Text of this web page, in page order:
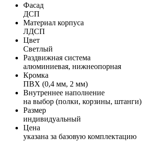
Фасад
ДСП
Материал корпуса
ЛДСП
Цвет
Светлый
Раздвижная система
алюминиевая, нижнеопорная
Кромка
ПВХ (0,4 мм, 2 мм)
Внутреннее наполнение
на выбор (полки, корзины, штанги)
Размер
индивидуальный
Цена
указана за базовую комплектацию